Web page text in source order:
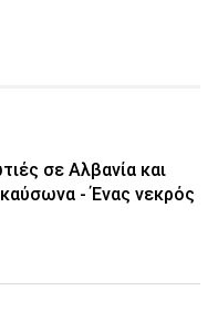
σε Αλβανία και
- Ένας νεκρός